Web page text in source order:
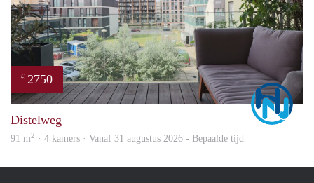
€ 2750
Distelweg
91 m2 · 4 kamers · Vanaf 31 augustus 2026 - Bepaalde tijd